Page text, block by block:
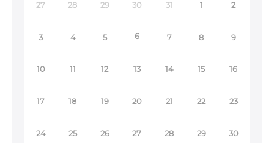
27 28 29 30 31 1 2
3 4 5 6 7 8 9
10 11 12 13 14 15 16
17 18 19 20 21 22 23
24 25 26 27 28 29 30